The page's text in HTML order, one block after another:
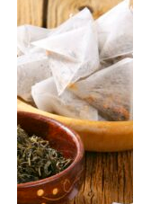
Proč vám v
horku
nestačí jen
voda? Jaké
nápoje tělo
skutečně